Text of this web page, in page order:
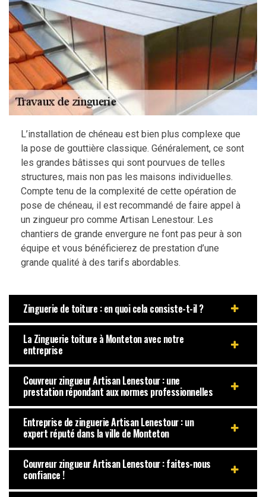
L’installation de chéneau est bien plus complexe que
la pose de gouttière classique. Généralement, ce sont
les grandes bâtisses qui sont pourvues de telles
structures, mais non pas les maisons individuelles.
Compte tenu de la complexité de cette opération de
pose de chéneau, il est recommandé de faire appel à
un zingueur pro comme Artisan Lenestour. Les
chantiers de grande envergure ne font pas peur à son
équipe et vous bénéficierez de prestation d’une
grande qualité à des tarifs abordables.
Zinguerie de toiture : en quoi cela consiste-t-il ?
La Zinguerie toiture à Monteton avec notre
entreprise
Couvreur zingueur Artisan Lenestour : une
prestation répondant aux normes professionnelles
Entreprise de zinguerie Artisan Lenestour : un
expert réputé dans la ville de Monteton
Couvreur zingueur Artisan Lenestour : faites-nous
confiance !